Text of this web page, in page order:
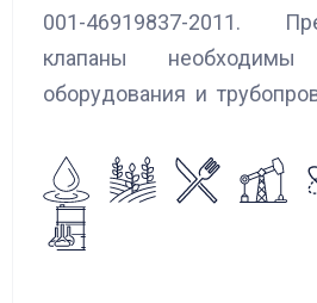
001-46919837-2011.
клапаны
оборудования и
сброса среды в систему